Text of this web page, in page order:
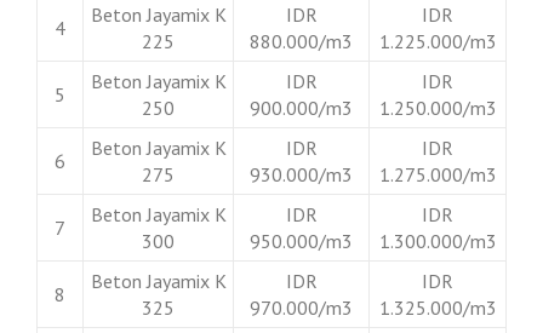
4
Beton Jayamix K
225
IDR
880.000/m3
IDR
1.225.000/m3
5
Beton Jayamix K
250
IDR
900.000/m3
IDR
1.250.000/m3
6
Beton Jayamix K
275
IDR
930.000/m3
IDR
1.275.000/m3
7
Beton Jayamix K
300
IDR
950.000/m3
IDR
1.300.000/m3
8
Beton Jayamix K
325
IDR
970.000/m3
IDR
1.325.000/m3